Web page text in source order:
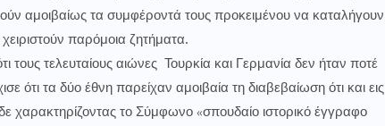
αμοιβαίως τα συμφέροντά τους προκειμένου να καταλήγουν
παρόμοια ζητήματα.
τελευταίους αιώνες Τουρκία και Γερμανία δεν ήταν ποτέ
ότι τα δύο έθνη παρείχαν αμοιβαία τη διαβεβαίωση ότι και εις
χαρακτηρίζοντας το Σύμφωνο «σπουδαίο ιστορικό έγγραφο